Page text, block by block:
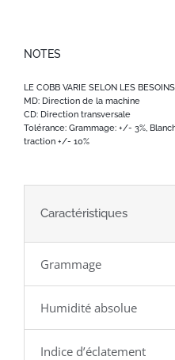
NOTES
LE COBB VARIE SELON LES
MD: Direction de la machine
CD: Direction transversale
Tolérance: Grammage: +/- 3%,
traction +/- 10%
Caractéristiques
Grammage
Humidité absolue
Indice d’éclatement